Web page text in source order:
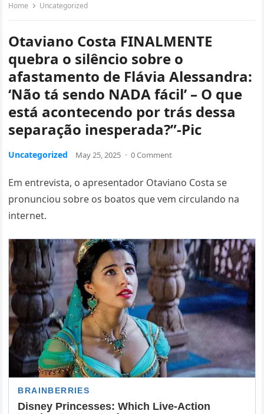
Home Uncategorized
Otaviano Costa FINALMENTE
quebra o silêncio sobre o
afastamento de Flávia Alessandra:
‘Não tá sendo NADA fácil’ – O que
está acontecendo por trás dessa
separação inesperada?”-Pic
Uncategorized May 25, 2025 · 0 Comment
Em entrevista, o apresentador Otaviano Costa se
pronunciou sobre os boatos que vem circulando na
internet.